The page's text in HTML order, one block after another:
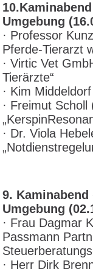
Umgebung
· Professor
Pferde-Tierarzt
· Virtic Vet
Tierärzte“
· Kim
· Freimut
· Dr. Viola
9.
Umgebung
· Frau Dagmar
Passmann
· Herr Dirk